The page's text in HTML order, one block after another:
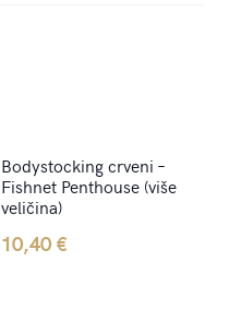
Bodystocking crveni –
Fishnet Penthouse (više
veličina)
10,40€